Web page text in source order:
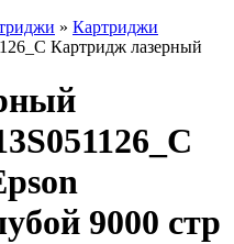
» Картриджи
Картридж лазерный
9000 стр